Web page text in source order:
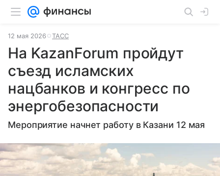
12 мая 2026 ТАСС
На KazanForum пройдут
съезд исламских
нацбанков и конгресс по
энергобезопасности
Мероприятие начнет работу в Казани 12 мая